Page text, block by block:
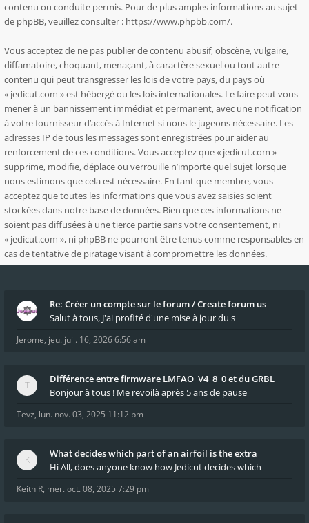
contenu ou conduite permis. Pour de plus amples informations au sujet
de phpBB, veuillez consulter : https://www.phpbb.com/.
Vous acceptez de ne pas publier de contenu abusif, obscène, vulgaire,
diffamatoire, choquant, menaçant, à caractère sexuel ou tout autre
contenu qui peut transgresser les lois de votre pays, du pays où
« jedicut.com » est hébergé ou les lois internationales. Le faire peut vous
mener à un bannissement immédiat et permanent, avec une notification
à votre fournisseur d’accès à Internet si nous le jugeons nécessaire. Les
adresses IP de tous les messages sont enregistrées pour aider au
renforcement de ces conditions. Vous acceptez que « jedicut.com »
supprime, modifie, déplace ou verrouille n’importe quel sujet lorsque
nous estimons que cela est nécessaire. En tant que membre, vous
acceptez que toutes les informations que vous avez saisies soient
stockées dans notre base de données. Bien que ces informations ne
soient pas diffusées à une tierce partie sans votre consentement, ni
« jedicut.com », ni phpBB ne pourront être tenus comme responsables en
cas de tentative de piratage visant à compromettre les données.
Re: Créer un compte sur le forum / Create forum us
Salut à tous, J'ai profité d'une mise à jour du s
Jerome, jeu. juil. 16, 2026 6:56 am
Différence entre firmware LMFAO_V4_8_0 et du GRBL
Bonjour à tous ! Me revoilà après 5 ans de pause
Tevz, lun. nov. 03, 2025 11:12 pm
What decides which part of an airfoil is the extra
Hi All, does anyone know how Jedicut decides which
Keith R, mer. oct. 08, 2025 7:29 pm